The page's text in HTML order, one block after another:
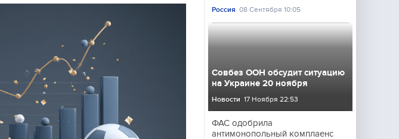
Россия 08 Сентября 10:05
Совбез ООН обсудит ситуацию
на Украине 20 ноября
Новости 17 Ноября 22:53
ФАС одобрила
антимонопольный комплаенс